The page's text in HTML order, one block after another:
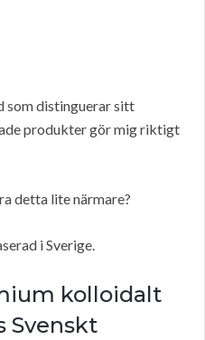
som distinguerar sitt
produkter gör mig riktigt
detta lite närmare?
i Sverige.
kolloidalt
Svenskt